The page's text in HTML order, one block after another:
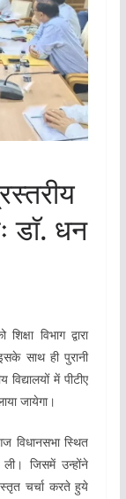
डाॅ. धन
विभाग द्वारा
साथ ही पुरानी
में पीटीए
जायेगा।
विधानसभा स्थित
ली। जिसमें उन्होंने
चर्चा करते हुये